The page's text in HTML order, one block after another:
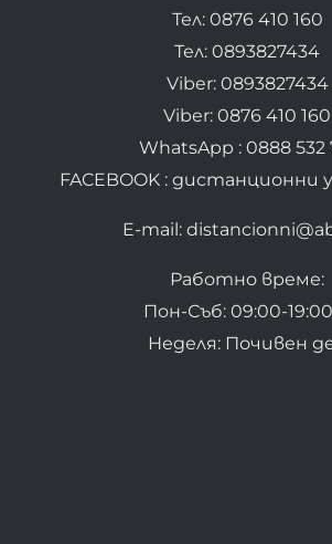
Тел: 0876 410 160
Тел: 0893827434
Viber: 0893827434
Viber: 0876 410 160
WhatsApp : 0888 532
FACEBOOK : дистанционни
E-mail:
Работно време:
Пон-Съб: 09:00-
Неделя: Почивен